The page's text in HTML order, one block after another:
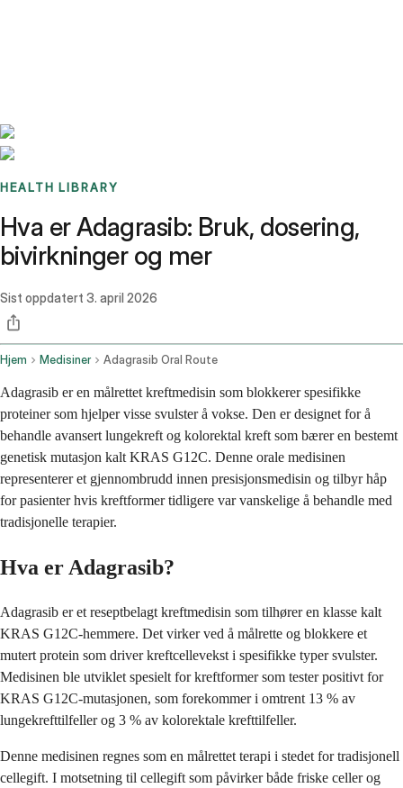
HEALTH LIBRARY
Hva er Adagrasib: Bruk, dosering,
bivirkninger og mer
Sist oppdatert 3. april 2026
Hjem Medisiner Adagrasib Oral Route
Adagrasib er en målrettet kreftmedisin som blokkerer spesifikke
proteiner som hjelper visse svulster å vokse. Den er designet for å
behandle avansert lungekreft og kolorektal kreft som bærer en bestemt
genetisk mutasjon kalt KRAS G12C. Denne orale medisinen
representerer et gjennombrudd innen presisjonsmedisin og tilbyr håp
for pasienter hvis kreftformer tidligere var vanskelige å behandle med
tradisjonelle terapier.
Hva er Adagrasib?
Adagrasib er et reseptbelagt kreftmedisin som tilhører en klasse kalt
KRAS G12C-hemmere. Det virker ved å målrette og blokkere et
mutert protein som driver kreftcellevekst i spesifikke typer svulster.
Medisinen ble utviklet spesielt for kreftformer som tester positivt for
KRAS G12C-mutasjonen, som forekommer i omtrent 13 % av
lungekrefttilfeller og 3 % av kolorektale krefttilfeller.
Denne medisinen regnes som en målrettet terapi i stedet for tradisjonell
cellegift. I motsetning til cellegift som påvirker både friske celler og